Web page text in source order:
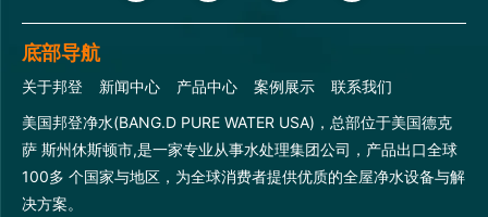
底部导航
关于邦登 新闻中心 产品中心 案例展示
联系我们
美国邦登净水(BANG.D PURE WATER USA)，总部位于美国德克
萨 斯州休斯顿市,是一家专业从事水处理集团公司，产品出口全球
100多 个国家与地区，为全球消费者提供优质的全屋净水设备与解
决方案。